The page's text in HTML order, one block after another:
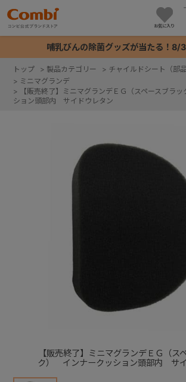
お気に入り
哺乳びんの除菌グッズが当たる！8/
トップ > 製品カテゴリー > チャイルドシート（部品
> ミニマグランデ
>
【販売終了】ミニマグランデＥＧ（スペースブラ
ション頭部内 サイドウレタン
【販売終了】ミニマグランデＥＧ（ス
ク） インナークッション頭部内 サ